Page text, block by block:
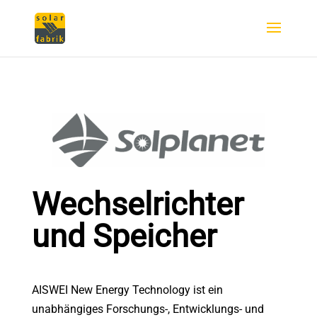
Wechselrichter
und Speicher
AISWEI New Energy Technology ist ein
unabhängiges Forschungs-, Entwicklungs- und